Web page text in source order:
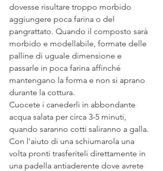
dovesse risultare troppo morbido
aggiungere poca farina o del
pangrattato. Quando il composto sarà
morbido e modellabile, formate delle
palline di uguale dimensione e
passarle in poca farina affinché
mantengano la forma e non si aprano
durante la cottura.
Cuocete i canederli in abbondante
acqua salata per circa 3-5 minuti,
quando saranno cotti saliranno a galla.
Con l'aiuto di una schiumarola una
volta pronti trasferiteli direttamente in
una padella antiaderente dove avrete